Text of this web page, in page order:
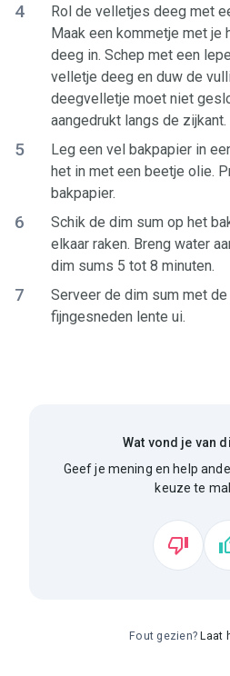
4
Rol de velletjes deeg met
Maak een kommetje met je
deeg in. Schep met een
velletje deeg en duw de
deegvelletje moet niet
aangedrukt langs de zijkant.
5
Leg een vel bakpapier in
het in met een beetje olie.
bakpapier.
6
Schik de dim sum op het
elkaar raken. Breng water
dim sums 5 tot 8 minuten.
7
Serveer de dim sum met
fijngesneden lente ui.
Wat vond je van
Geef je mening en help
keuze te
Fout gezien? Laat